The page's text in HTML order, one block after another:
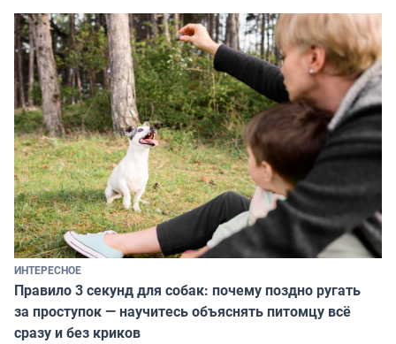
ИНТЕРЕСНОЕ
Правило 3 секунд для собак: почему поздно ругать
за проступок — научитесь объяснять питомцу всё
сразу и без криков